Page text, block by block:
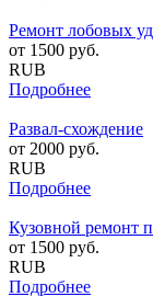
Ремонт лобовых
от 1500 руб.
RUB
Подробнее
Развал-схождение
от 2000 руб.
RUB
Подробнее
Кузовной ремонт
от 1500 руб.
RUB
Подробнее